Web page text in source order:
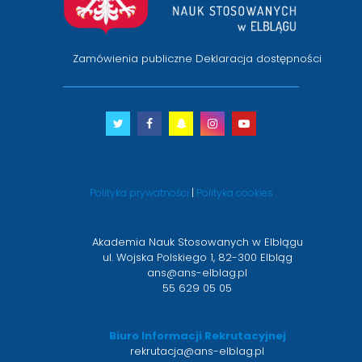
Zamówienia publiczne Deklaracja dostępności
Twitter
otwiera
nowym
Facebook
otwiera
nowym
Snapchat
otwiera
nowym
Instagram
otwiera
nowym
Youtube
otwiera
nowym
Polityka prywatności | Polityka cookies
Akademia Nauk Stosowanych w Elblągu
ul. Wojska Polskiego 1, 82-300 Elbląg
ans@ans-elblag.pl
55 629 05 05
Biuro Informacji Rekrutacyjnej
rekrutacja@ans-elblag.pl